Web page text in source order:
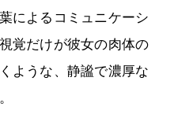
によるコミュニケーシ
覚だけが彼女の肉体の
ような、静謐で濃厚な